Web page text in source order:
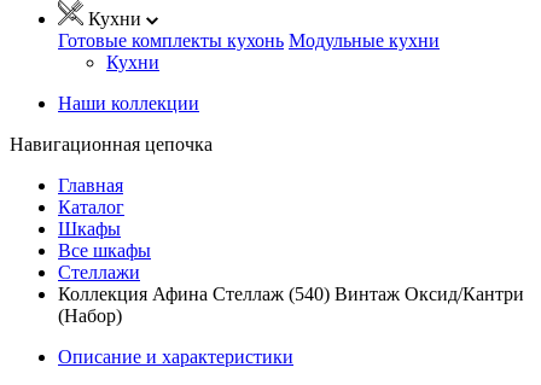
Кухни
Готовые комплекты кухонь Модульные кухни
Кухни
Наши коллекции
Навигационная цепочка
Главная
Каталог
Шкафы
Все шкафы
Стеллажи
Коллекция Афина Стеллаж (540) Винтаж Оксид/Кантри
(Набор)
Описание и характеристики